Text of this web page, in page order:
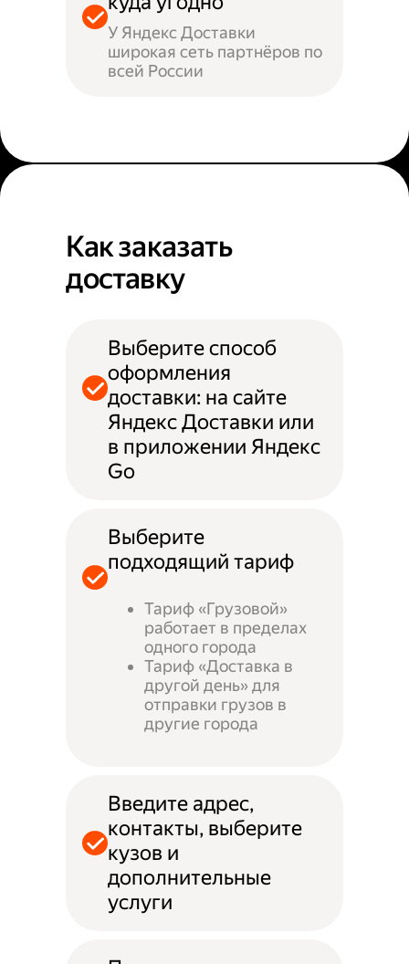
У Яндекс Доставки
широкая сеть партнёров по
всей России
Как заказать
доставку
Выберите способ
оформления
доставки: на сайте
Яндекс Доставки или
в приложении Яндекс
Go
Выберите
подходящий тариф
Тариф «Грузовой»
работает в пределах
одного города
Тариф «Доставка в
другой день» для
отправки грузов в
другие города
Введите адрес,
контакты, выберите
кузов и
дополнительные
услуги